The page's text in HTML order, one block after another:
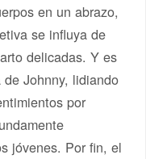
en un abrazo,
se influya de
delicadas. Y es
Johnny, lidiando
por
jóvenes. Por fin, el